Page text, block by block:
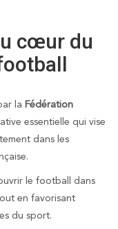
cœur du
la Fédération
essentielle qui vise
dans les
le football dans
en favorisant
du sport.